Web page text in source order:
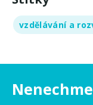
vzdělávání a